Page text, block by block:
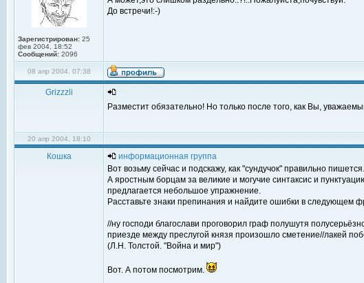
Зарегистрирован: 25
фев 2004, 18:52
Сообщений: 2096
До встречи!:-)
08 апр 2004, 07:38
Grizzzli
Разместит обязательно! Но только после того, как Вы,
20 апр 2004, 18:10
Кошка
информационная группа
Вот возьму сейчас и подскажу, как "сундучок" правильно пишется.
А яростным борцам за великие и могучие синтаксис и
предлагается небольшое упражнение.
Расставьте знаки препинания и найдите ошибки в следующем
//ну господи благослави проговорил граф полушутя
приезде между преслугой князя произошло сметение//лакей
(Л.Н. Толстой. "Война и мир")
Вот. А потом посмотрим.